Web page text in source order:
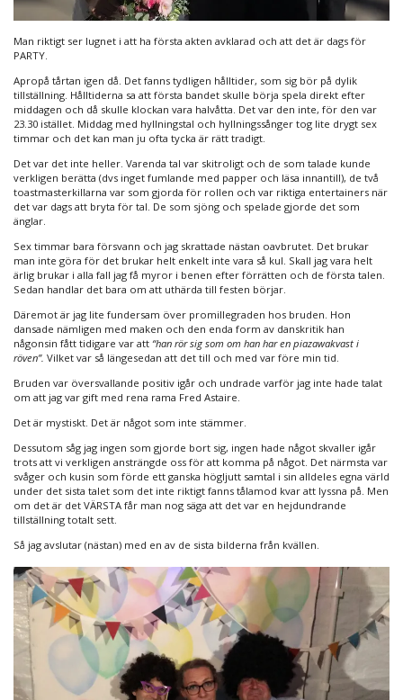
Man riktigt ser lugnet i att ha första akten avklarad och att det är dags för
PARTY.
Apropå tårtan igen då. Det fanns tydligen hålltider, som sig bör på dylik
tillställning. Hålltiderna sa att första bandet skulle börja spela direkt efter
middagen och då skulle klockan vara halvåtta. Det var den inte, för den var
23.30 istället. Middag med hyllningstal och hyllningssånger tog lite drygt sex
timmar och det kan man ju ofta tycka är rätt tradigt.
Det var det inte heller. Varenda tal var skitroligt och de som talade kunde
verkligen berätta (dvs inget fumlande med papper och läsa innantill), de två
toastmasterkillarna var som gjorda för rollen och var riktiga entertainers när
det var dags att bryta för tal. De som sjöng och spelade gjorde det som
änglar.
Sex timmar bara försvann och jag skrattade nästan oavbrutet. Det brukar
man inte göra för det brukar helt enkelt inte vara så kul. Skall jag vara helt
ärlig brukar i alla fall jag få myror i benen efter förrätten och de första talen.
Sedan handlar det bara om att uthärda till festen börjar.
Däremot är jag lite fundersam över promillegraden hos bruden. Hon
dansade nämligen med maken och den enda form av danskritik han
någonsin fått tidigare var att “han rör sig som om han har en piazawakvast i
röven”. Vilket var så längesedan att det till och med var före min tid.
Bruden var översvallande positiv igår och undrade varför jag inte hade talat
om att jag var gift med rena rama Fred Astaire.
Det är mystiskt. Det är något som inte stämmer.
Dessutom såg jag ingen som gjorde bort sig, ingen hade något skvaller igår
trots att vi verkligen ansträngde oss för att komma på något. Det närmsta var
svåger och kusin som förde ett ganska högljutt samtal i sin alldeles egna värld
under det sista talet som det inte riktigt fanns tålamod kvar att lyssna på. Men
om det är det VÄRSTA får man nog säga att det var en hejdundrande
tillställning totalt sett.
Så jag avslutar (nästan) med en av de sista bilderna från kvällen.